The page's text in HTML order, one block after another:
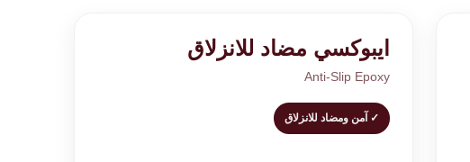
ايبوكسي مضاد للانزلاق
Anti-Slip Epoxy
✓ آمن ومضاد للانزلاق